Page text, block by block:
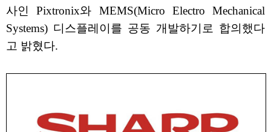
사인 Pixtronix와 MEMS(Micro Electro Mechanical
Systems) 디스플레이를 공동 개발하기로 합의했다
고 밝혔다.